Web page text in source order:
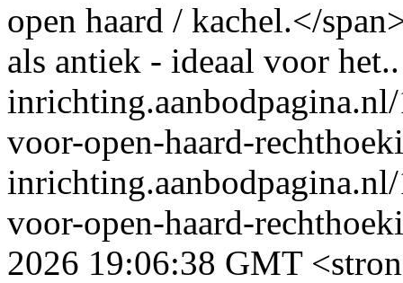
open haard / kachel.</
als antiek - ideaal voor het..
voor-open-haard-
voor-open-haard-
2026 19:06:38 GMT